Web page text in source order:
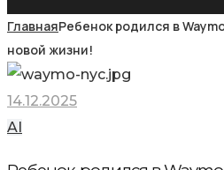
ГлавнаяРебенок родился в
новой жизни!
14.12.2025
AI